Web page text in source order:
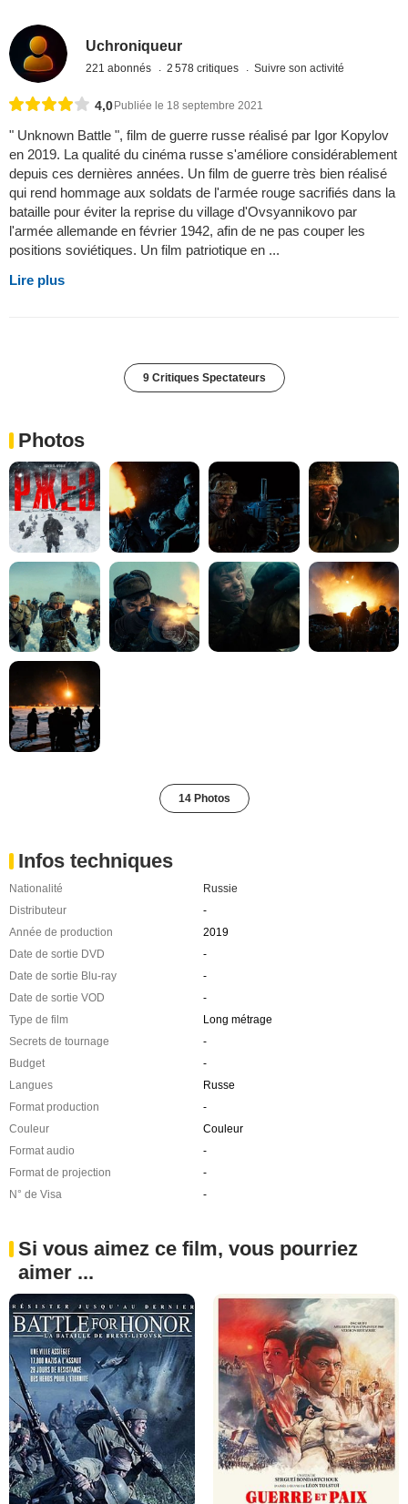
Uchroniqueur
221 abonnés 2 578 critiques Suivre son activité
4,0 Publiée le 18 septembre 2021
" Unknown Battle ", film de guerre russe réalisé par Igor Kopylov
en 2019. La qualité du cinéma russe s'améliore considérablement
depuis ces dernières années. Un film de guerre très bien réalisé
qui rend hommage aux soldats de l'armée rouge sacrifiés dans la
bataille pour éviter la reprise du village d'Ovsyannikovo par
l'armée allemande en février 1942, afin de ne pas couper les
positions soviétiques. Un film patriotique en ...
Lire plus
9 Critiques Spectateurs
Photos
14 Photos
Infos techniques
Nationalité
Russie
Distributeur
-
Année de production
2019
Date de sortie DVD
-
Date de sortie Blu-ray
-
Date de sortie VOD
-
Type de film
Long métrage
Secrets de tournage
-
Budget
-
Langues
Russe
Format production
-
Couleur
Couleur
Format audio
-
Format de projection
-
N° de Visa
-
Si vous aimez ce film, vous pourriez
aimer ...